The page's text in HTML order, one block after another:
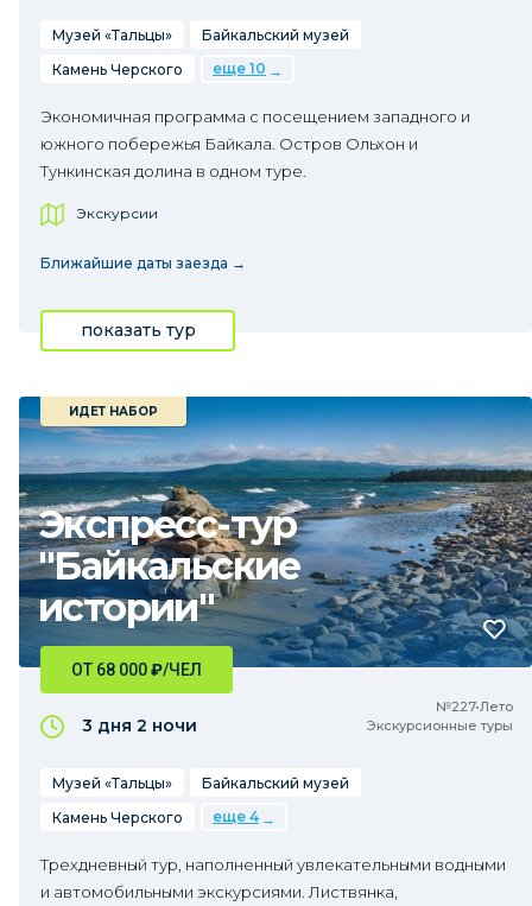
Музей «Тальцы»
Байкальский музей
Камень Черского
еще 10
Экономичная программа с посещением западного и
южного побережья Байкала. Остров Ольхон и
Тункинская долина в одном туре.
Экскурсии
Ближайшие даты заезда →
показать тур
Экспресс-тур
"Байкальские
истории"
ИДЕТ НАБОР
№227•Лето
Экскурсионные туры
ОТ 68 000₽/ЧЕЛ
3 дня 2 ночи
Музей «Тальцы»
Байкальский музей
Камень Черского
еще 4
Трехдневный тур, наполненный увлекательными водными
и автомобильными экскурсиями. Листвянка,